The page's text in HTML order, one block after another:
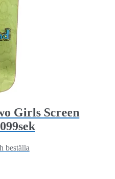
Girls Screen
beställa